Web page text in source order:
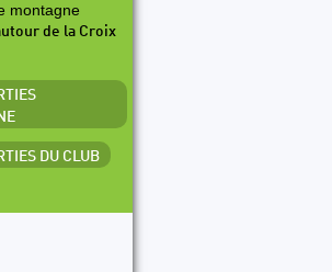
montagne
de la Croix
DU CLUB